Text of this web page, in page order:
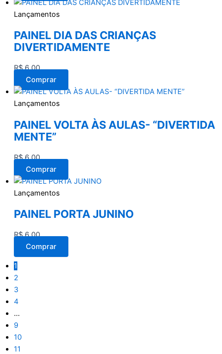
Lançamentos
PAINEL DIA DAS CRIANÇAS
DIVERTIDAMENTE
R$6,00
Comprar
Lançamentos
PAINEL VOLTA ÀS AULAS- “DIVERTIDA
MENTE”
R$6,00
Comprar
Lançamentos
PAINEL PORTA JUNINO
R$6,00
Comprar
1
2
3
4
…
9
10
11